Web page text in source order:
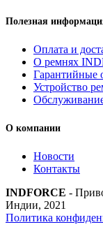
Полезная
Оплата и
О ремнях
Гарантийные
Устройство
О компании
Новости
Контакты
INDFORCE -
Индии, 2021
Политика